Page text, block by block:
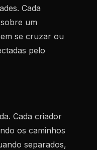
Cada
um
se cruzar ou
pelo
Cada criador
os caminhos
separados,